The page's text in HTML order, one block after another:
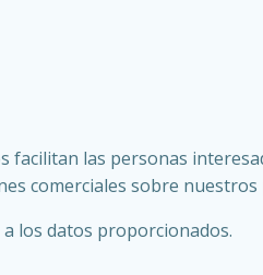
las personas
comerciales sobre
los datos proporcionados.